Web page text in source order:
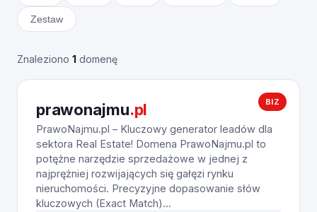
Zestaw
Znaleziono 1 domenę
BIZ
prawonajmu.pl
PrawoNajmu.pl – Kluczowy generator leadów dla
sektora Real Estate! Domena PrawoNajmu.pl to
potężne narzędzie sprzedażowe w jednej z
najprężniej rozwijających się gałęzi rynku
nieruchomości. Precyzyjne dopasowanie słów
kluczowych (Exact Match)...